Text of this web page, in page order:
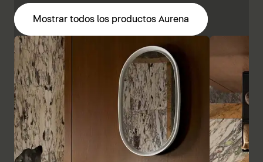
Mostrar todos los productos Aurena